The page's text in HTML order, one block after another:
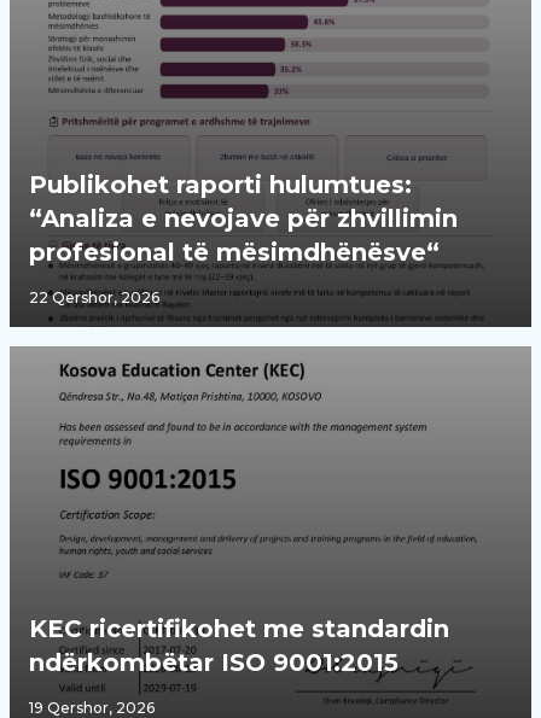
Publikohet raporti hulumtues:
“Analiza e nevojave për zhvillimin
profesional të mësimdhënësve“
22 Qershor, 2026
KEC ricertifikohet me standardin
ndërkombëtar ISO 9001:2015
19 Qershor, 2026